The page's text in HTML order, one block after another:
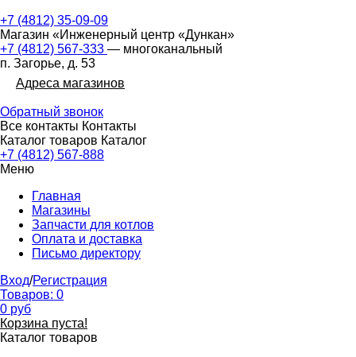
+7 (4812) 35-09-09
Магазин «Инженерный центр «Дункан»
+7 (4812) 567-333 — многоканальный
п. Загорье, д. 53
Адреса магазинов
Обратный звонок
Все контакты Контакты
Каталог товаров Каталог
+7 (4812) 567-888
Меню
Главная
Магазины
Запчасти для котлов
Оплата и доставка
Письмо директору
Вход/Регистрация
Товаров: 0
0 руб
Корзина пуста!
Каталог товаров